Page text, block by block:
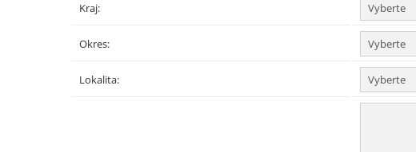
Kraj:
Okres:
Lokalita: